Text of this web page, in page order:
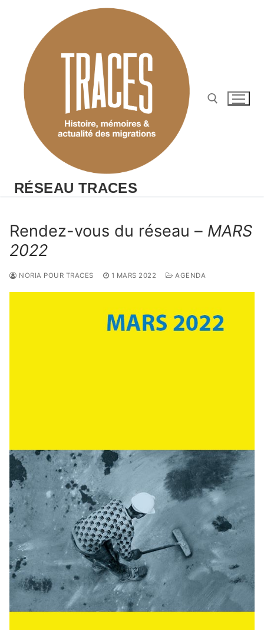
RÉSEAU TRACES
Rendez-vous du réseau – MARS
2022
NORIA POUR TRACES 1 MARS 2022 AGENDA